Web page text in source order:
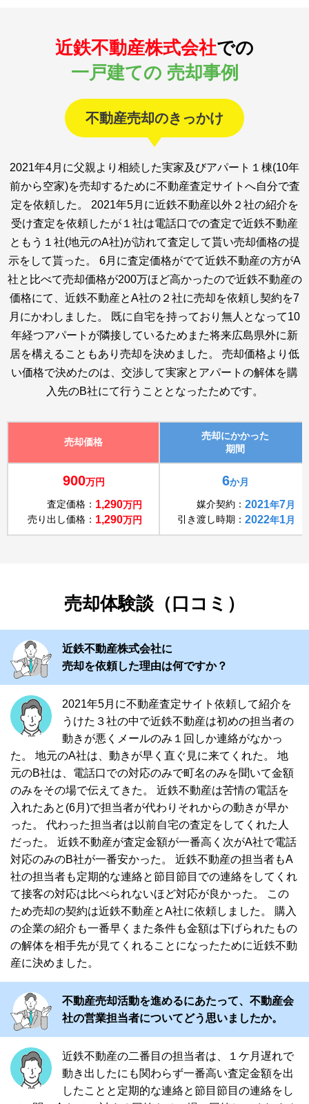
近鉄不動産株式会社での
一戸建ての 売却事例
不動産売却のきっかけ
2021年4月に父親より相続した実家及びアパート１棟(10年
前から空家)を売却するために不動産査定サイトへ自分で査
定を依頼した。 2021年5月に近鉄不動産以外２社の紹介を
受け査定を依頼したが１社は電話口での査定で近鉄不動産
ともう１社(地元のA社)が訪れて査定して貰い売却価格の提
示をして貰った。 6月に査定価格がでて近鉄不動産の方がA
社と比べて売却価格が200万ほど高かったので近鉄不動産の
価格にて、近鉄不動産とA社の２社に売却を依頼し契約を7
月にかわしました。 既に自宅を持っており無人となって10
年経つアパートが隣接しているためまた将来広島県外に新
居を構えることもあり売却を決めました。 売却価格より低
い価格で決めたのは、交渉して実家とアパートの解体を購
入先のB社にて行うこととなったためです。
売却価格
売却にかかった
期間
900万円
査定価格： 1,290万円
売り出し価格： 1,290万円
6か月
媒介契約： 2021年7月
引き渡し時期： 2022年1月
売却体験談（口コミ）
近鉄不動産株式会社に
売却を依頼した理由は何ですか？
2021年5月に不動産査定サイト依頼して紹介を
うけた３社の中で近鉄不動産は初めの担当者の
動きが悪くメールのみ１回しか連絡がなかっ
た。 地元のA社は、動きが早く直ぐ見に来てくれた。 地
元のB社は、電話口での対応のみで町名のみを聞いて金額
のみをその場で伝えてきた。 近鉄不動産は苦情の電話を
入れたあと(6月)で担当者が代わりそれからの動きが早か
った。 代わった担当者は以前自宅の査定をしてくれた人
だった。 近鉄不動産が査定金額が一番高く次がA社で電話
対応のみのB社が一番安かった。 近鉄不動産の担当者もA
社の担当者も定期的な連絡と節目節目での連絡をしてくれ
て接客の対応は比べられないほど対応が良かった。 この
ため売却の契約は近鉄不動産とA社に依頼しました。 購入
の企業の紹介も一番早くまた条件も金額は下げられたもの
の解体を相手先が見てくれることになったために近鉄不動
産に決めました。
不動産売却活動を進めるにあたって、不動産会
社の営業担当者についてどう思いましたか。
近鉄不動産の二番目の担当者は、１ケ月遅れで
動き出したにも関わらず一番高い査定金額を出
したことと定期的な連絡と節目節目の連絡をし